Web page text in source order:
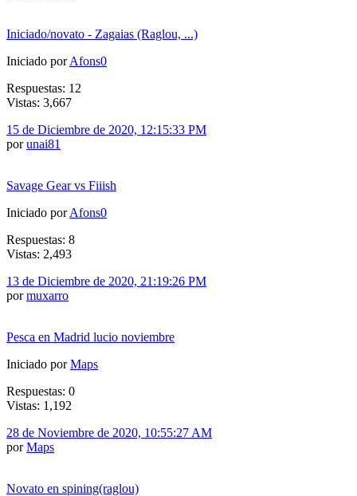
Iniciado/novato - Zagaias (Raglou, ...)
Iniciado porAfons0
Respuestas: 12
Vistas: 3,667
15 de Diciembre de 2020, 12:15:33 PM
porunai81
Savage Gear vs Fiiish
Iniciado porAfons0
Respuestas: 8
Vistas: 2,493
13 de Diciembre de 2020, 21:19:26 PM
pormuxarro
Pesca en Madrid lucio noviembre
Iniciado porMaps
Respuestas: 0
Vistas: 1,192
28 de Noviembre de 2020, 10:55:27 AM
porMaps
Novato en spining(raglou)